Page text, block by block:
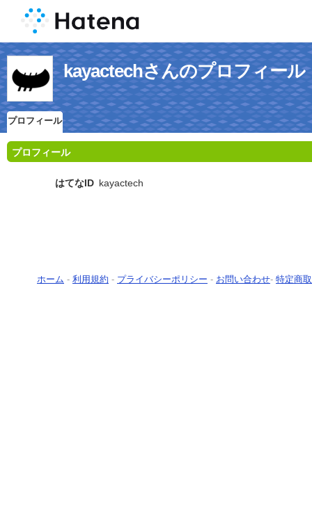
kayactechさんのプロフィール
プロフィール
プロフィール
はてなID kayactech
ホーム - 利用規約 - プライバシーポリシー - お問い合わせ- 特定商